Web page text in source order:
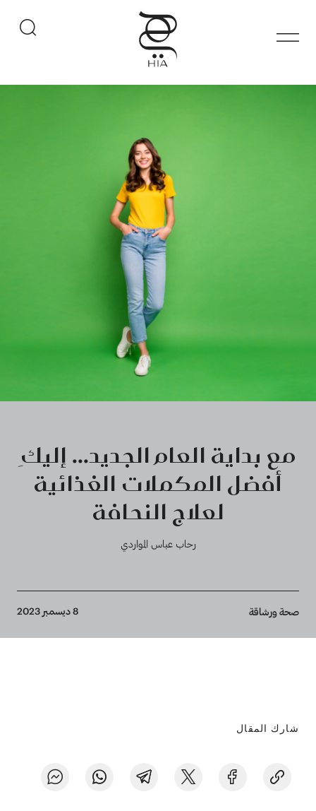
مع بداية العام الجديد... إليكِ
أفضل المكملات الغذائية
لعلاج النحافة
رحاب عباس المواردي
Breadcrumb
صحة ورشاقة 8 ديسمبر 2023
شارك المقال